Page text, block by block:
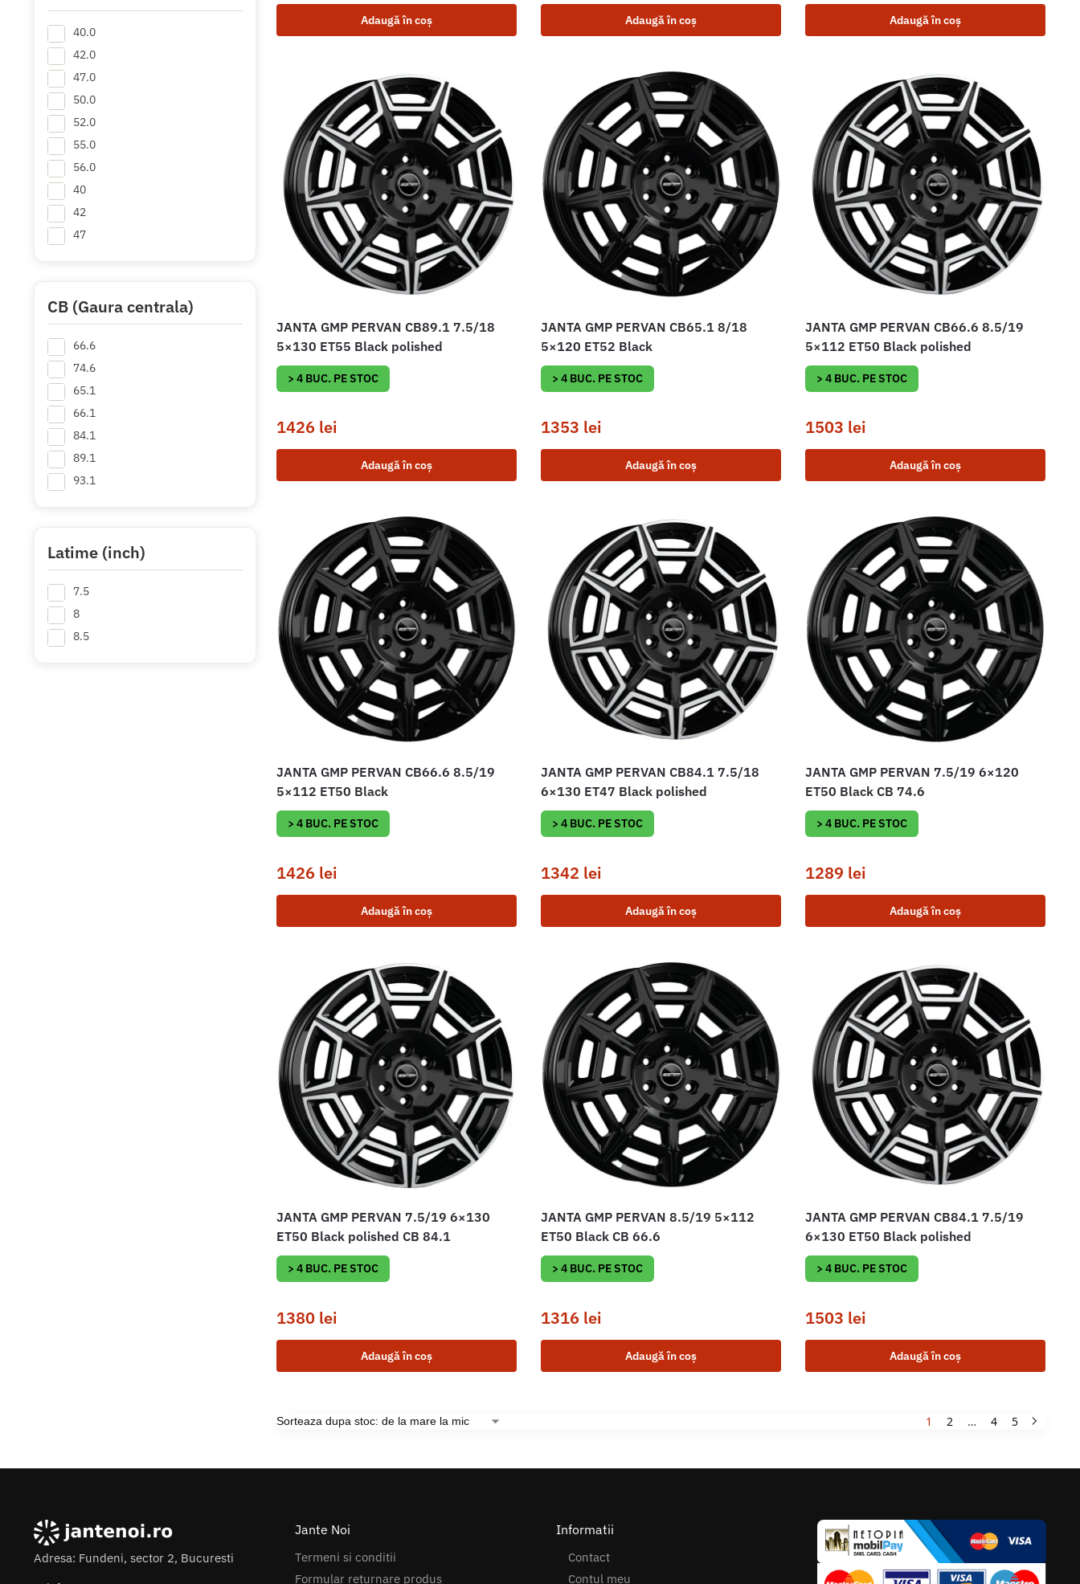
Adaugă în coș Adaugă în coș Adaugă în coș
JANTA GMP PERVAN CB89.1 7.5/18
5×130 ET55 Black polished
> 4 BUC. PE STOC
1426 lei
Adaugă în coș
JANTA GMP PERVAN CB65.1 8/18
5×120 ET52 Black
> 4 BUC. PE STOC
1353 lei
Adaugă în coș
JANTA GMP PERVAN CB66.6 8.5/19
5×112 ET50 Black polished
> 4 BUC. PE STOC
1503 lei
Adaugă în coș
JANTA GMP PERVAN CB66.6 8.5/19
5×112 ET50 Black
> 4 BUC. PE STOC
1426 lei
Adaugă în coș
JANTA GMP PERVAN CB84.1 7.5/18
6×130 ET47 Black polished
> 4 BUC. PE STOC
1342 lei
Adaugă în coș
JANTA GMP PERVAN 7.5/19 6×120
ET50 Black CB 74.6
> 4 BUC. PE STOC
1289 lei
Adaugă în coș
JANTA GMP PERVAN 7.5/19 6×130
ET50 Black polished CB 84.1
> 4 BUC. PE STOC
1380 lei
Adaugă în coș
JANTA GMP PERVAN 8.5/19 5×112
ET50 Black CB 66.6
> 4 BUC. PE STOC
1316 lei
Adaugă în coș
JANTA GMP PERVAN CB84.1 7.5/19
6×130 ET50 Black polished
> 4 BUC. PE STOC
1503 lei
Adaugă în coș
1 2 … 4 5
40.0
42.0
47.0
50.0
52.0
55.0
56.0
40
42
47
55
56
CB (Gaura centrala)
66.6
74.6
65.1
66.1
84.1
89.1
93.1
Latime (inch)
7.5
8
8.5
Adresa: Fundeni, sector 2, Bucuresti
Jante Noi
Termeni si conditii
Formular returnare produs
Informatii
Contact
Contul meu